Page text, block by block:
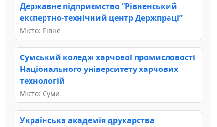
Державне підприємство “Рівненський
експертно-технічний центр Держпраці”
Місто: Рівне
Сумський коледж харчової промисловості
Національного університету харчових
технологій
Місто: Суми
Українська академія друкарства